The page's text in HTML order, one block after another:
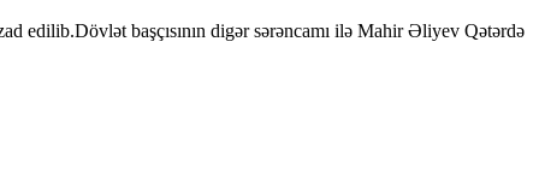
edilib.Dövlət başçısının digər sərəncamı ilə Mahir Əliyev Qətərdə